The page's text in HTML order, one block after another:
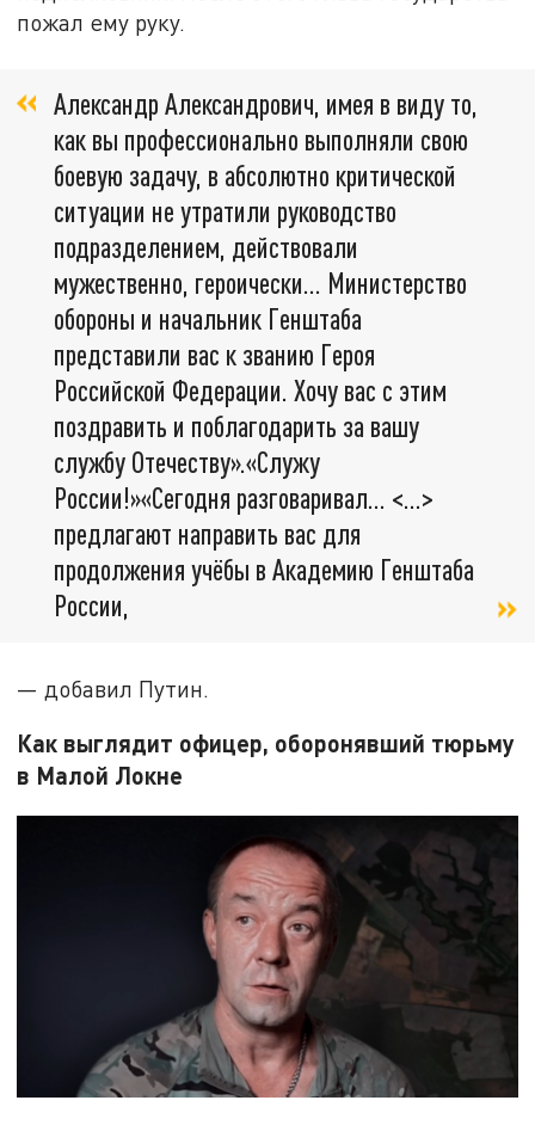
пожал ему руку.
Александр Александрович, имея в виду то,
как вы профессионально выполняли свою
боевую задачу, в абсолютно критической
ситуации не утратили руководство
подразделением, действовали
мужественно, героически... Министерство
обороны и начальник Генштаба
представили вас к званию Героя
Российской Федерации. Хочу вас с этим
поздравить и поблагодарить за вашу
службу Отечеству».«Служу
России!»«Сегодня разговаривал... <...>
предлагают направить вас для
продолжения учёбы в Академию Генштаба
России,
— добавил Путин.
Как выглядит офицер, оборонявший тюрьму
в Малой Локне